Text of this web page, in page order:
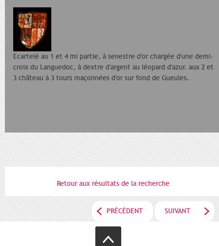
Ecartelé au 1 et 4 mi partie, à senestre d'or chargée d'une demi-
croix du Languedoc, à dextre d'argent au léopard d'azur. aux 2 et
3 château à 3 tours maçonnées d'or sur fond de Gueules.
Retour aux résultats de la recherche
PRÉCÉDENT SUIVANT